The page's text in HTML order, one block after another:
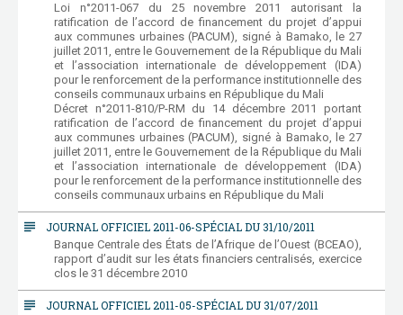
Loi n°2011-067 du 25 novembre 2011 autorisant la
ratification de l’accord de financement du projet d’appui
aux communes urbaines (PACUM), signé à Bamako, le 27
juillet 2011, entre le Gouvernement de la République du Mali
et l’association internationale de développement (IDA)
pour le renforcement de la performance institutionnelle des
conseils communaux urbains en République du Mali
Décret n°2011-810/P-RM du 14 décembre 2011 portant
ratification de l’accord de financement du projet d’appui
aux communes urbaines (PACUM), signé à Bamako, le 27
juillet 2011, entre le Gouvernement de la République du Mali
et l’association internationale de développement (IDA)
pour le renforcement de la performance institutionnelle des
conseils communaux urbains en République du Mali
subject JOURNAL OFFICIEL 2011-06-SPÉCIAL DU 31/10/2011
Banque Centrale des États de l’Afrique de l’Ouest (BCEAO),
rapport d’audit sur les états financiers centralisés, exercice
clos le 31 décembre 2010
subject JOURNAL OFFICIEL 2011-05-SPÉCIAL DU 31/07/2011